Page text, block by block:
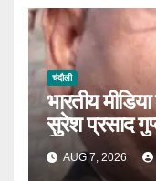
चंदौली
भारतीय
सुरेश प्रसाद
जिलाध्यक्ष|
AUG 7, 2026